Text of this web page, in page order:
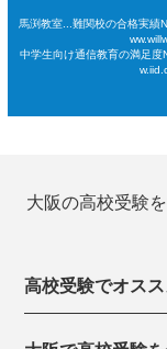
馬渕教室...難関校の合格実
中学生向け通信教育の満足
大阪の高校受験
高校受験でオス